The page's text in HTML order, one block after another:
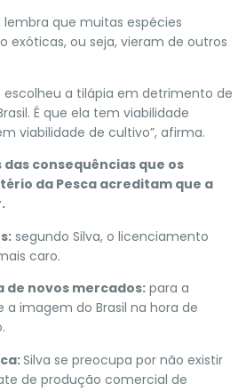
lembra que muitas espécies
exóticas, ou seja, vieram de outros
escolheu a tilápia em detrimento de
É que ela tem viabilidade
viabilidade de cultivo”, afirma.
consequências que os
da Pesca acreditam que a
segundo Silva, o licenciamento
caro.
novos mercados:para a
imagem do Brasil na hora de
Silva se preocupa por não existir
de produção comercial de